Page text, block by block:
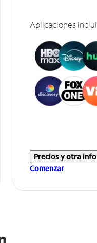
Aplicaciones
Precios y otra
Comenzar